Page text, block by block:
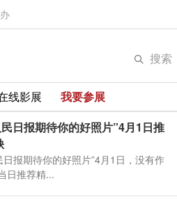
搜索
线影展
我要参展
日报期待你的好照片”4月1日推
日报期待你的好照片”4月1日，没有作
日推荐精...